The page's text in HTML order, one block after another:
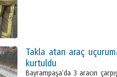
Takla atan araç
kurtuldu
Bayrampaşa’da 3 aracın